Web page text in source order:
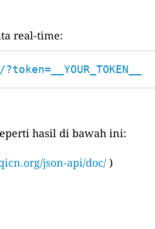
real-time:
hasil di bawah ini:
json-api/doc/ )